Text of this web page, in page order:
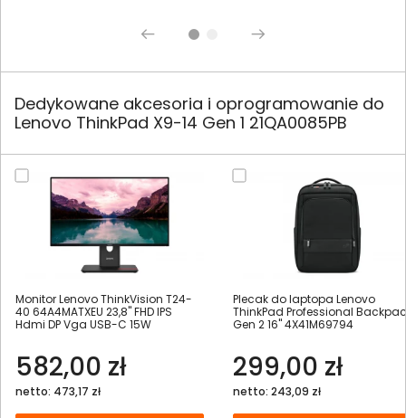
Dedykowane akcesoria i oprogramowanie do
Lenovo ThinkPad X9-14 Gen 1 21QA0085PB
Monitor Lenovo ThinkVision T24-
40 64A4MATXEU 23,8" FHD IPS
Hdmi DP Vga USB-C 15W
582,00 zł
netto: 473,17 zł
Plecak do laptopa Lenovo
ThinkPad Professional
Gen 2 16" 4X41M69794
299,00 zł
netto: 243,09 zł